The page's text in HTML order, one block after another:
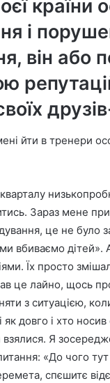
країни
і
він
йти в тренери
Зараз мене
це не
вбиваємо
Їх просто
це лайно, щось
з ситуацією,
довго і хто
взялися. Я
«До чого
спєшитє